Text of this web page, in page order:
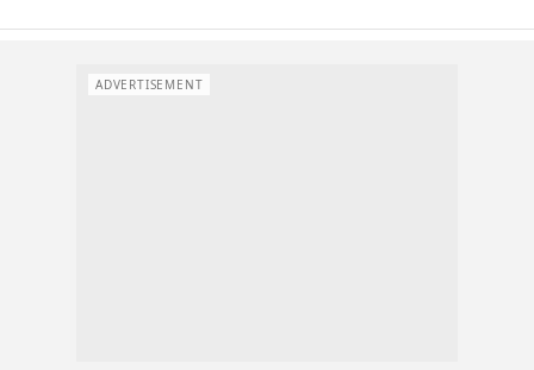
ADVERTISEMENT